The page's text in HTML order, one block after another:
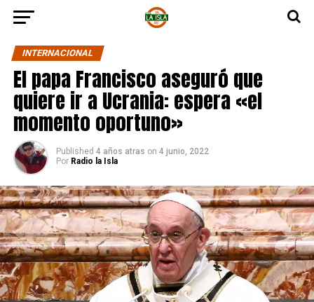
INTERNACIONAL
El papa Francisco aseguró que
quiere ir a Ucrania: espera «el
momento oportuno»
Published 4 años atras on 4 junio, 2022
Por Radio la Isla